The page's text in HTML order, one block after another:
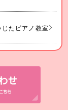
たピアノ教室